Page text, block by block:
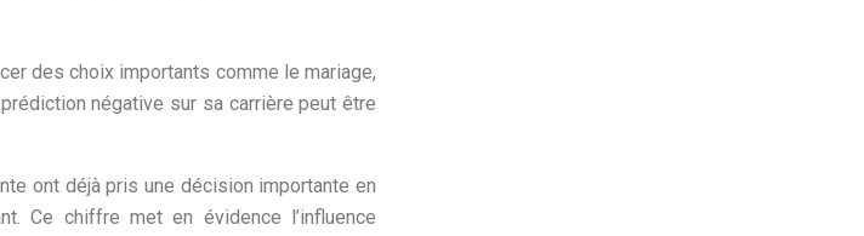
des choix importants comme le mariage,
négative sur sa carrière peut être
ont déjà pris une décision importante en
Ce chiffre met en évidence l’influence